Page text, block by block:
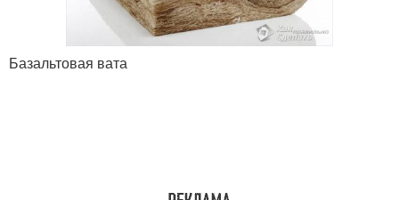
Базальтовая вата